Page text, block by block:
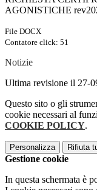
AGONISTICHE
File DOCX
Contatore click: 51
Notizie
Ultima revisione il 27-
Questo sito o gli
cookie necessari al
COOKIE POLICY.
Personalizza Rifiuta
Gestione cookie
In questa schermata è